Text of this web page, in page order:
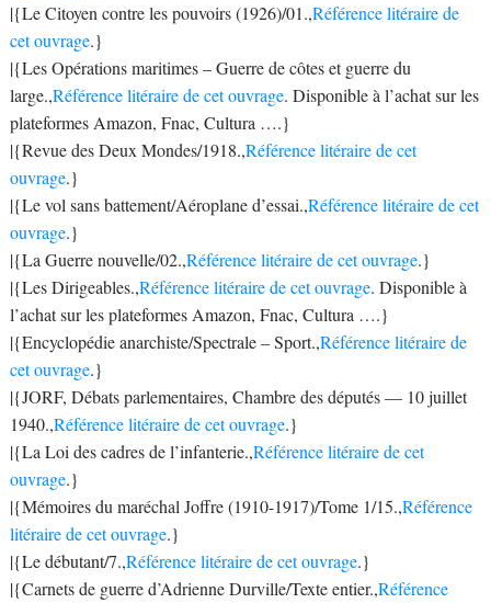
|{Le Citoyen contre les pouvoirs (1926)/01.,Référence litéraire de
cet ouvrage.}
|{Les Opérations maritimes – Guerre de côtes et guerre du
large.,Référence litéraire de cet ouvrage. Disponible à l’achat sur les
plateformes Amazon, Fnac, Cultura ….}
|{Revue des Deux Mondes/1918.,Référence litéraire de cet
ouvrage.}
|{Le vol sans battement/Aéroplane d’essai.,Référence litéraire de cet
ouvrage.}
|{La Guerre nouvelle/02.,Référence litéraire de cet ouvrage.}
|{Les Dirigeables.,Référence litéraire de cet ouvrage. Disponible à
l’achat sur les plateformes Amazon, Fnac, Cultura ….}
|{Encyclopédie anarchiste/Spectrale – Sport.,Référence litéraire de
cet ouvrage.}
|{JORF, Débats parlementaires, Chambre des députés — 10 juillet
1940.,Référence litéraire de cet ouvrage.}
|{La Loi des cadres de l’infanterie.,Référence litéraire de cet
ouvrage.}
|{Mémoires du maréchal Joffre (1910-1917)/Tome 1/15.,Référence
litéraire de cet ouvrage.}
|{Le débutant/7.,Référence litéraire de cet ouvrage.}
|{Carnets de guerre d’Adrienne Durville/Texte entier.,Référence